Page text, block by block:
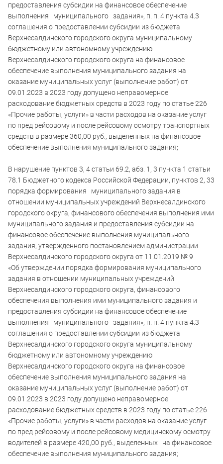
предоставления субсидии на финансовое обеспечение
выполнения муниципального задания», п. п. 4 пункта 4.3
соглашения о предоставлении субсидии из бюджета
Верхнесалдинского городского округа муниципальному
бюджетному или автономному учреждению
Верхнесалдинского городского округа на финансовое
обеспечение выполнения муниципального задания на
оказание муниципальных услуг (выполнение работ) от
09.01.2023 в 2023 году допущено неправомерное
расходование бюджетных средств в 2023 году по статье 226
«Прочие работы, услуги» в части расходов на оказание услуг
по пред рейсовому и после рейсовому осмотру транспортных
средств в размере 360,00 руб., выделенных на финансовое
обеспечение выполнения муниципального задания;
В нарушение пунктов 3, 4 статьи 69.2, абз. 1, 3 пункта 1 статьи
78.1 Бюджетного кодекса Российской Федерации, пунктов 2, 33
порядка формирования муниципального задания в
отношении муниципальных учреждений Верхнесалдинского
городского округа, финансового обеспечения выполнения ими
муниципального задания и предоставления субсидии на
финансовое обеспечение выполнения муниципального
задания, утвержденного постановлением администрации
Верхнесалдинского городского округа от 11.01.2019 № 9
«Об утверждении порядка формирования муниципального
задания в отношении муниципальных учреждений
Верхнесалдинского городского округа, финансового
обеспечения выполнения ими муниципального задания и
предоставления субсидии на финансовое обеспечение
выполнения муниципального задания», п. п. 4 пункта 4.3
соглашения о предоставлении субсидии из бюджета
Верхнесалдинского городского округа муниципальному
бюджетному или автономному учреждению
Верхнесалдинского городского округа на финансовое
обеспечение выполнения муниципального задания на
оказание муниципальных услуг (выполнение работ) от
09.01.2023 в 2023 году допущено неправомерное
расходование бюджетных средств в 2023 году по статье 226
«Прочие работы, услуги» в части расходов на оказание услуг
по пред рейсовому и после рейсовому медицинскому осмотру
водителей в размере 420,00 руб., выделенных на финансовое
обеспечение выполнения муниципального задания;